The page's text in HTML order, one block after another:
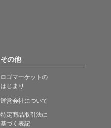
その他
ロゴマーケットの
はじまり
運営会社について
特定商品取引法に
基づく表記